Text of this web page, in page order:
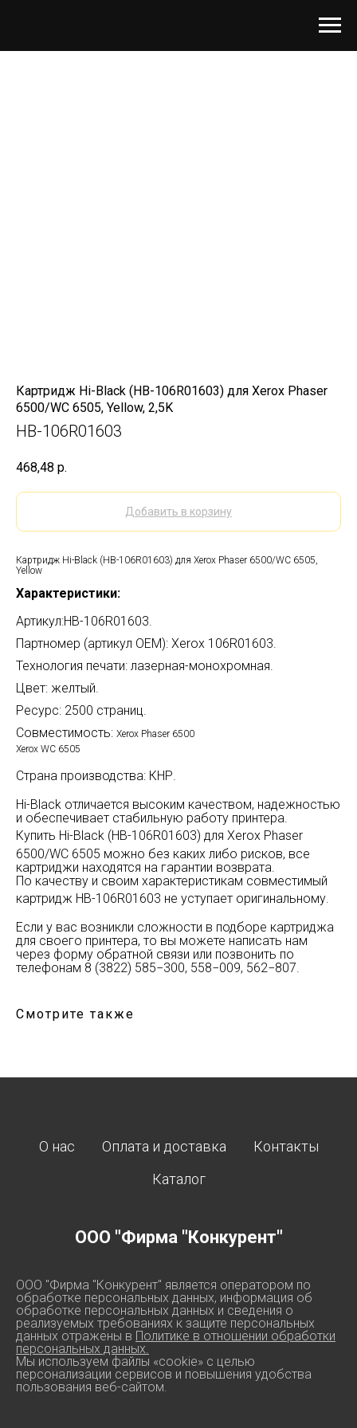
Картридж Hi-Black (HB-106R01603) для Xerox Phaser
6500/WC 6505, Yellow, 2,5K
HB-106R01603
468,48 р.
Добавить в корзину
Картридж Hi-Black (HB-106R01603) для Xerox Phaser 6500/WC 6505,
Yellow
Характеристики:
Артикул:HB-106R01603.
Партномер (артикул OEM): Xerox 106R01603.
Технология печати: лазерная-монохромная.
Цвет: желтый.
Ресурс: 2500 страниц.
Совместимость: Xerox Phaser 6500
Xerox WC 6505
Страна производства: КНР.
Hi-Black отличается высоким качеством, надежностью
и обеспечивает стабильную работу принтера.
Купить Hi-Black (HB-106R01603) для Xerox Phaser
6500/WC 6505 можно без каких либо рисков, все
картриджи находятся на гарантии возврата.
По качеству и своим характеристикам совместимый
картридж HB-106R01603 не уступает оригинальному.
Если у вас возникли сложности в подборе картриджа
для своего принтера, то вы можете написать нам
через форму обратной связи или позвонить по
телефонам 8 (3822) 585−300, 558−009, 562−807.
Смотрите также
О нас Оплата и доставка
Контакты
Каталог
ООО "Фирма "Конкурент"
ООО "Фирма "Конкурент" является оператором по
обработке персональных данных, информация об
обработке персональных данных и сведения о
реализуемых требованиях к защите персональных
данных отражены в Политике в отношении обработки
персональных данных.
Мы используем файлы «cookie» с целью
персонализации сервисов и повышения удобства
пользования веб-сайтом.